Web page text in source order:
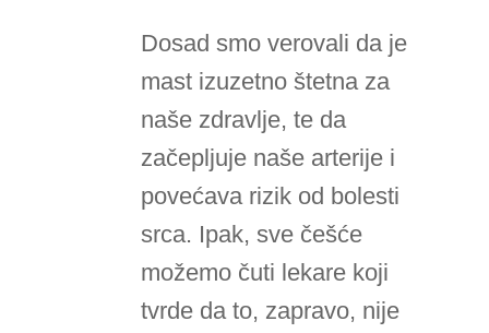
Dosad smo verovali da je
mast izuzetno štetna za
naše zdravlje, te da
začepljuje naše arterije i
povećava rizik od bolesti
srca. Ipak, sve češće
možemo čuti lekare koji
tvrde da to, zapravo, nije